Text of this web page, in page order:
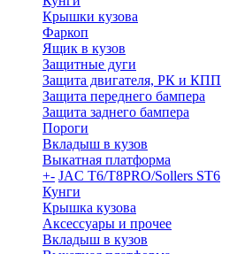
Крышки кузова
Фаркоп
Ящик в кузов
Защитные дуги
Защита двигателя, РК и КПП
Защита переднего бампера
Защита заднего бампера
Пороги
Вкладыш в кузов
Выкатная платформа
+- JAC T6/T8PRO/Sollers ST6
Кунги
Крышка кузова
Аксессуары и прочее
Вкладыш в кузов